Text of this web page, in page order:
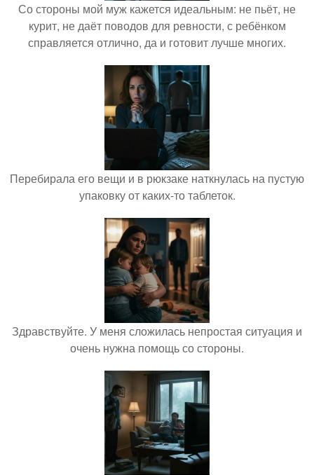
Со стороны мой муж кажется идеальным: не пьёт, не
курит, не даёт поводов для ревности, с ребёнком
справляется отлично, да и готовит лучше многих.
Перебирала его вещи и в рюкзаке наткнулась на пустую
упаковку от каких-то таблеток.
Здравствуйте. У меня сложилась непростая ситуация и
очень нужна помощь со стороны.